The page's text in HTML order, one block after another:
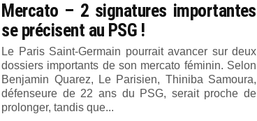
Mercato – 2 signatures importantes
se précisent au PSG !
Le Paris Saint-Germain pourrait avancer sur deux
dossiers importants de son mercato féminin. Selon
Benjamin Quarez, Le Parisien, Thiniba Samoura,
défenseure de 22 ans du PSG, serait proche de
prolonger, tandis que...